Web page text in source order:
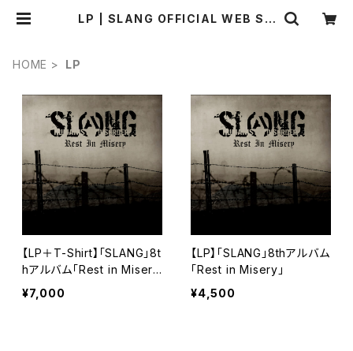
LP | SLANG OFFICIAL WEB SH
HOME LP
【LP＋T-Shirt】「SLANG」8t
hアルバム「Rest in Miser
y」
¥7,000
【LP】「SLANG」8thアルバム
「Rest in Misery」
¥4,500